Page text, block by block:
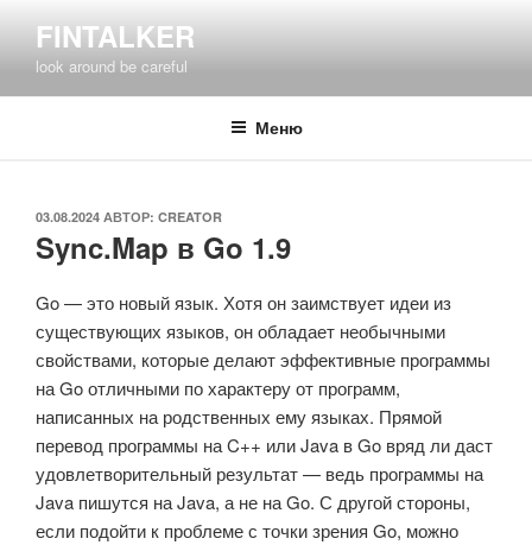
содержимому
FINTALKER
look around be careful
Меню
ОПУБЛИКОВАНО
03.08.2024 АВТОР: CREATOR
Sync.Map в Go 1.9
Go — это новый язык. Хотя он заимствует идеи из
существующих языков, он обладает необычными
свойствами, которые делают эффективные программы
на Go отличными по характеру от программ,
написанных на родственных ему языках. Прямой
перевод программы на C++ или Java в Go вряд ли даст
удовлетворительный результат — ведь программы на
Java пишутся на Java, а не на Go. С другой стороны,
если подойти к проблеме с точки зрения Go, можно